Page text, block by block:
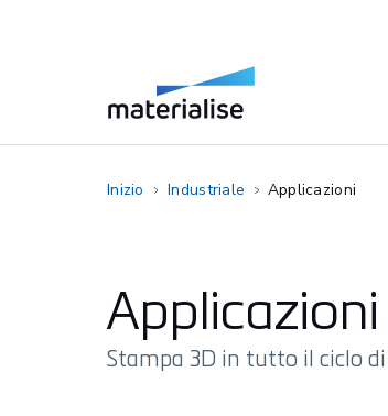
Inizio Industriale Applicazioni
Applicazioni
Stampa 3D in tutto il ciclo